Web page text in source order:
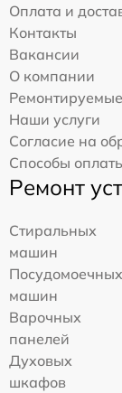
Оплата и
Контакты
Вакансии
О компании
Наши услуги
Согласие на
Способы
Ремонт
Стиральных
машин
Посудомоечных
машин
Варочных
панелей
Духовых
шкафов